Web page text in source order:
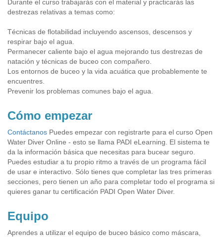
Durante el curso trabajarás con el material y practicarás las
destrezas relativas a temas como:
Técnicas de flotabilidad incluyendo ascensos, descensos y
respirar bajo el agua.
Permanecer caliente bajo el agua mejorando tus destrezas de
natación y técnicas de buceo con compañero.
Los entornos de buceo y la vida acuática que probablemente te
encuentres.
Prevenir los problemas comunes bajo el agua.
Cómo empezar
Contáctanos Puedes empezar con registrarte para el curso Open
Water Diver Online - esto se llama PADI eLearning. El sistema te
da la información básica que necesitas para bucear seguro.
Puedes estudiar a tu propio ritmo a través de un programa fácil
de usar e interactivo. Sólo tienes que completar las tres primeras
secciones, pero tienen un año para completar todo el programa si
quieres ganar tu certificación PADI Open Water Diver.
Equipo
Aprendes a utilizar el equipo de buceo básico como máscara,